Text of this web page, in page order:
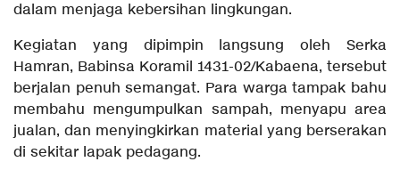
dalam menjaga kebersihan lingkungan.
Kegiatan yang dipimpin langsung oleh Serka
Hamran, Babinsa Koramil 1431-02/Kabaena, tersebut
berjalan penuh semangat. Para warga tampak bahu
membahu mengumpulkan sampah, menyapu area
jualan, dan menyingkirkan material yang berserakan
di sekitar lapak pedagang.